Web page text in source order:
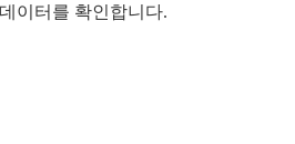
이터를 확인합니다.